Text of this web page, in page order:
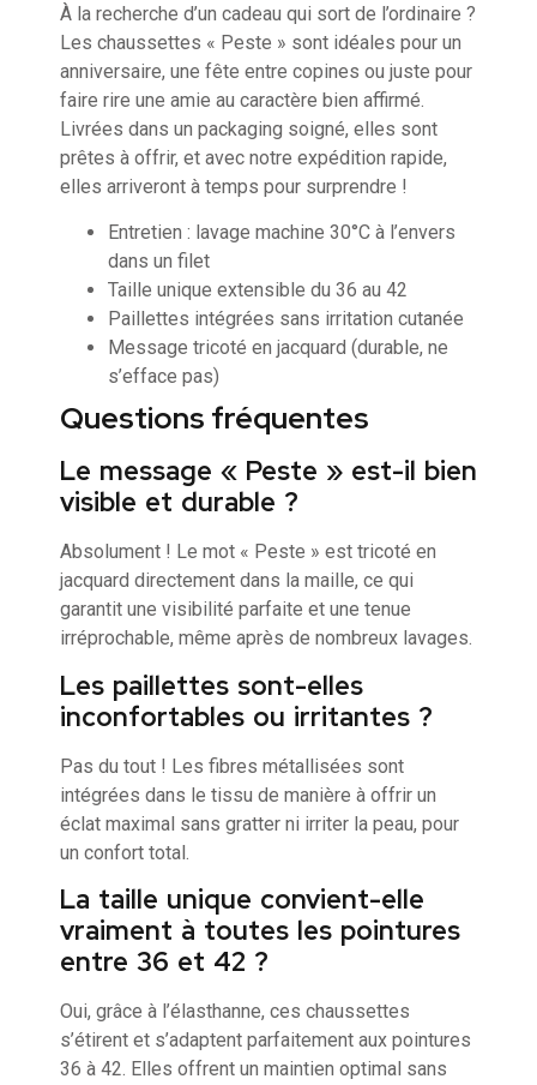
À la recherche d’un cadeau qui sort de l’ordinaire ?
Les chaussettes « Peste » sont idéales pour un
anniversaire, une fête entre copines ou juste pour
faire rire une amie au caractère bien affirmé.
Livrées dans un packaging soigné, elles sont
prêtes à offrir, et avec notre expédition rapide,
elles arriveront à temps pour surprendre !
Entretien : lavage machine 30°C à l’envers
dans un filet
Taille unique extensible du 36 au 42
Paillettes intégrées sans irritation cutanée
Message tricoté en jacquard (durable, ne
s’efface pas)
Questions fréquentes
Le message « Peste » est-il bien
visible et durable ?
Absolument ! Le mot « Peste » est tricoté en
jacquard directement dans la maille, ce qui
garantit une visibilité parfaite et une tenue
irréprochable, même après de nombreux lavages.
Les paillettes sont-elles
inconfortables ou irritantes ?
Pas du tout ! Les fibres métallisées sont
intégrées dans le tissu de manière à offrir un
éclat maximal sans gratter ni irriter la peau, pour
un confort total.
La taille unique convient-elle
vraiment à toutes les pointures
entre 36 et 42 ?
Oui, grâce à l’élasthanne, ces chaussettes
s’étirent et s’adaptent parfaitement aux pointures
36 à 42. Elles offrent un maintien optimal sans